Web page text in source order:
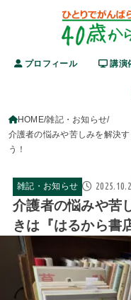
プロフィール 講演
HOME 雑記・お知らせ
介護者の悩みや苦しみを解決
う！
雑記・お知らせ
介護者の悩みや苦
きは『はるから書